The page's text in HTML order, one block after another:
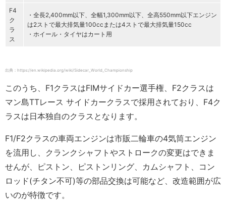
F4
ク
ラ
ス
・全長2,400mm以下、全幅1,300mm以下、全高550mm以下エンジン
は2ストで最大排気量100ccまたは4ストで最大排気量150cc
・ホイール・タイヤはカート用
出典：https://en.wikipedia.org/wiki/Sidecar_World_Championship
このうち、F1クラスはFIMサイドカー選手権、F2クラスは
マン島TTレース サイドカークラスで採用されており、F4ク
ラスは日本独自のクラスとなります。
F1/F2クラスの車両エンジンは市販二輪車の4気筒エンジン
を流用し、クランクシャフトやストロークの変更はできま
せんが、ピストン、ピストンリング、カムシャフト、コン
ロッド(チタン不可)等の部品交換は可能など、改造範囲が広
いのが特徴です。